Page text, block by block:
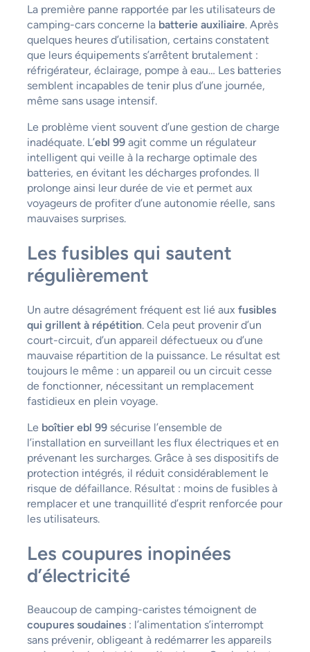
La première panne rapportée par les utilisateurs de
camping-cars concerne la batterie auxiliaire. Après
quelques heures d’utilisation, certains constatent
que leurs équipements s’arrêtent brutalement :
réfrigérateur, éclairage, pompe à eau… Les batteries
semblent incapables de tenir plus d’une journée,
même sans usage intensif.
Le problème vient souvent d’une gestion de charge
inadéquate. L’ebl 99agit comme un régulateur
intelligent qui veille à la recharge optimale des
batteries, en évitant les décharges profondes. Il
prolonge ainsi leur durée de vie et permet aux
voyageurs de profiter d’une autonomie réelle, sans
mauvaises surprises.
Les fusibles qui sautent
régulièrement
Un autre désagrément fréquent est lié aux fusibles
qui grillent à répétition. Cela peut provenir d’un
court-circuit, d’un appareil défectueux ou d’une
mauvaise répartition de la puissance. Le résultat est
toujours le même : un appareil ou un circuit cesse
de fonctionner, nécessitant un remplacement
fastidieux en plein voyage.
Le boîtier ebl 99sécurise l’ensemble de
l’installation en surveillant les flux électriques et en
prévenant les surcharges. Grâce à ses dispositifs de
protection intégrés, il réduit considérablement le
risque de défaillance. Résultat : moins de fusibles à
remplacer et une tranquillité d’esprit renforcée pour
les utilisateurs.
Les coupures inopinées
d’électricité
Beaucoup de camping-caristes témoignent de
coupures soudaines: l’alimentation s’interrompt
sans prévenir, obligeant à redémarrer les appareils